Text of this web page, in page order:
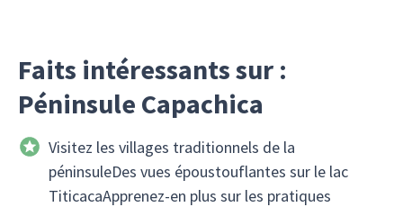
Faits intéressants sur :
Péninsule Capachica
Visitez les villages traditionnels de la
péninsuleDes vues époustouflantes sur le lac
TiticacaApprenez-en plus sur les pratiques